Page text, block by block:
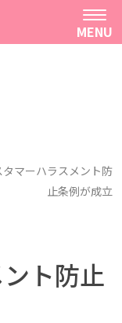
MENU
タマーハラスメント防
止条例が成立
ト防止